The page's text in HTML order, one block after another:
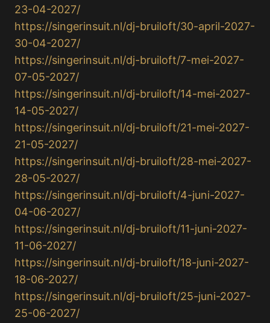
23-04-2027/
https://singerinsuit.nl/dj-bruiloft/30-april-2027-
30-04-2027/
https://singerinsuit.nl/dj-bruiloft/7-mei-2027-
07-05-2027/
https://singerinsuit.nl/dj-bruiloft/14-mei-2027-
14-05-2027/
https://singerinsuit.nl/dj-bruiloft/21-mei-2027-
21-05-2027/
https://singerinsuit.nl/dj-bruiloft/28-mei-2027-
28-05-2027/
https://singerinsuit.nl/dj-bruiloft/4-juni-2027-
04-06-2027/
https://singerinsuit.nl/dj-bruiloft/11-juni-2027-
11-06-2027/
https://singerinsuit.nl/dj-bruiloft/18-juni-2027-
18-06-2027/
https://singerinsuit.nl/dj-bruiloft/25-juni-2027-
25-06-2027/